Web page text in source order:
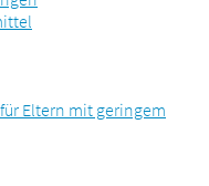
Eltern mit geringem